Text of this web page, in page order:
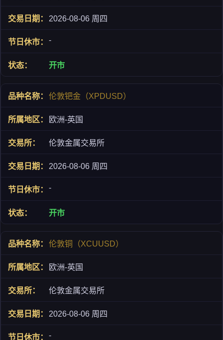
2026-08-06 周四
-
开市
伦敦钯金（XPDUSD）
欧洲-英国
伦敦金属交易所
2026-08-06 周四
-
开市
伦敦铜（XCUUSD）
欧洲-英国
伦敦金属交易所
2026-08-06 周四
-